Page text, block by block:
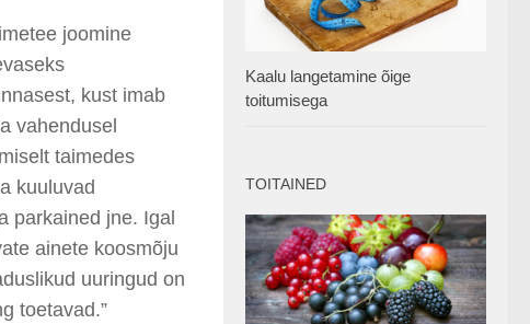
joomine
kust imab
vahendusel
taimedes
kuuluvad
parkained jne. Igal
ainete koosmõju
uuringud on
toetavad.”
Kaalu langetamine õige
toitumisega
TOITAINED